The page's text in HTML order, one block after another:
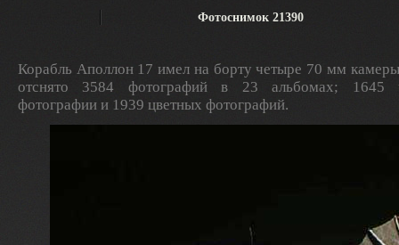
Фотоснимок 21390
Корабль Аполлон 17 имел на борту четыре 70 мм
отснято 3584 фотографий в 23 альбомах; 1645
фотографии и 1939 цветных фотографий.